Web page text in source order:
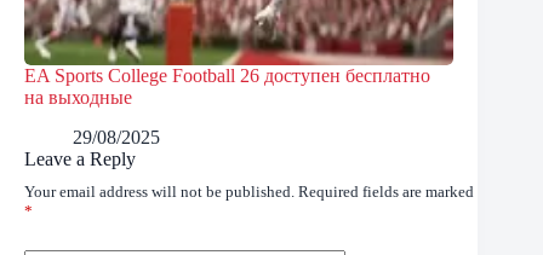
EA Sports College Football 26 доступен бесплатно
на выходные
29/08/2025
Leave a Reply
Your email address will not be published. Required fields are marked
*